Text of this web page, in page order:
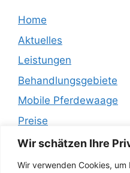
Wir schätzen Ihre
Wir verwenden Cookies,
Home
Aktuelles
Leistungen
Behandlungsgebiete
Mobile Pferdewaage
Preise
Empfehlungen